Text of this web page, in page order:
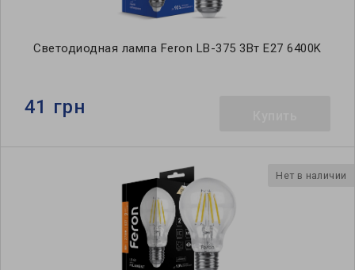
Светодиодная лампа Feron LB-375 3Вт E27 6400K
41 грн
Нет в наличии